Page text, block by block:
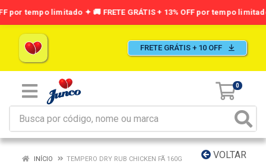
FRETE GRÁTIS + 10 OFF
0
VOLTAR
INÍCIO TEMPERO DRY RUB CHICKEN FÃ 160G